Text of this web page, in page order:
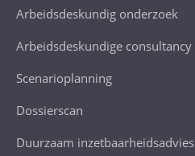
Arbeidsdeskundig onderzoek
Arbeidsdeskundige consultancy
Scenarioplanning
Dossierscan
Duurzaam inzetbaarheidsadvies